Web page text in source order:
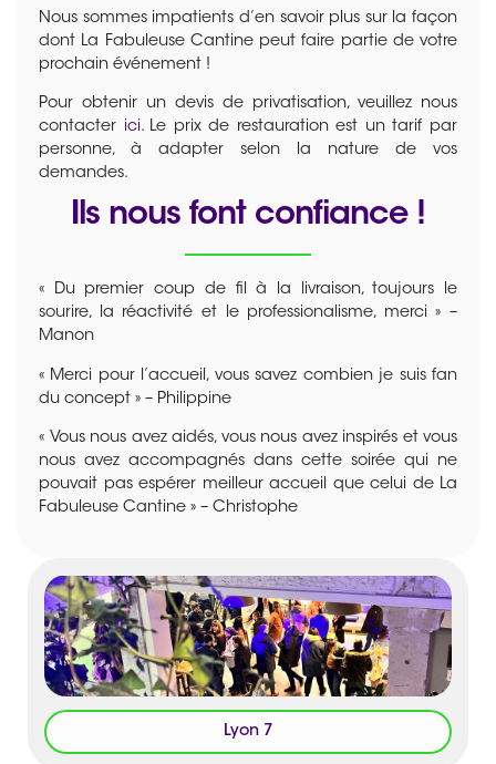
Nous sommes impatients d’en savoir plus sur la façon
dont La Fabuleuse Cantine peut faire partie de votre
prochain événement !
Pour obtenir un devis de privatisation, veuillez nous
contacter ici. Le prix de restauration est un tarif par
personne, à adapter selon la nature de vos
demandes.
Ils nous font confiance !
« Du premier coup de fil à la livraison, toujours le
sourire, la réactivité et le professionalisme, merci » –
Manon
« Merci pour l’accueil, vous savez combien je suis fan
du concept » – Philippine
« Vous nous avez aidés, vous nous avez inspirés et vous
nous avez accompagnés dans cette soirée qui ne
pouvait pas espérer meilleur accueil que celui de La
Fabuleuse Cantine » – Christophe
Lyon 7